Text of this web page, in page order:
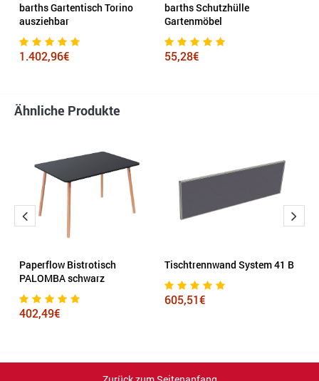
barths Gartentisch Torino
ausziehbar
1.402,96€
barths Schutzhülle
Gartenmöbel
55,28€
Ähnliche Produkte
Paperflow Bistrotisch
PALOMBA schwarz
402,49€
Tischtrennwand System 41 B
605,51€